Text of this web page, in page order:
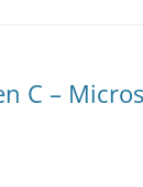
C –